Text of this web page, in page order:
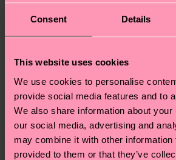
Consent Details
This website uses cookies
We use cookies to personalise
provide social media features and to
We also share information about
our social media, advertising and
may combine it with other information
provided to them or that they’ve
Energy Sneaker Sock
Originalpreis
€ 10
Reduzierter Preis
€ 5
-50%
AUF LAGER
Skull
€ 10
AUF